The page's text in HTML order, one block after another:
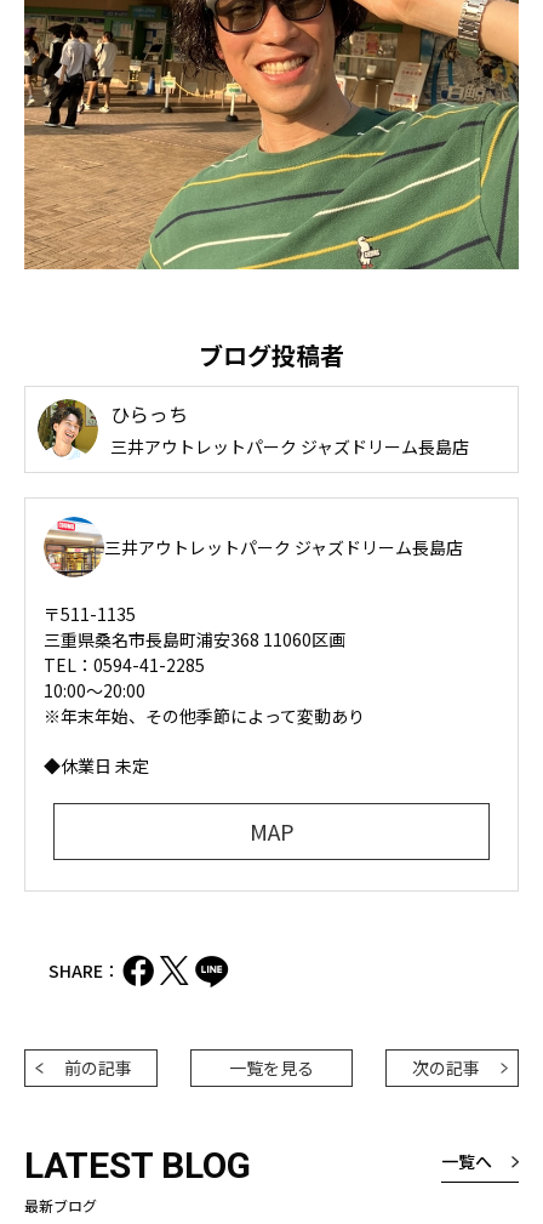
ブログ投稿者
ひらっち
三井アウトレットパーク ジャズドリーム長島店
三井アウトレットパーク ジャズドリーム長島店
〒511-1135
三重県桑名市長島町浦安368 11060区画
TEL：0594-41-2285
10:00～20:00
※年末年始、その他季節によって変動あり
◆休業日 未定
MAP
SHARE：
前の記事 一覧を見る 次の記事
LATEST BLOG
最新ブログ
一覧へ